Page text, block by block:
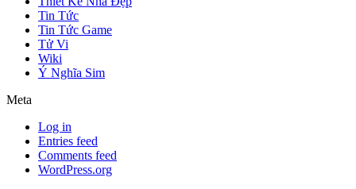
Tin Tức
Tin Tức Game
Tử Vi
Wiki
Ý Nghĩa Sim
Meta
Log in
Entries feed
Comments feed
WordPress.org